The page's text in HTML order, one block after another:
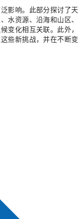
影响。此部分探讨了天
水资源、沿海和山区、
变化相互关联。此外，
些新挑战，并在不断变